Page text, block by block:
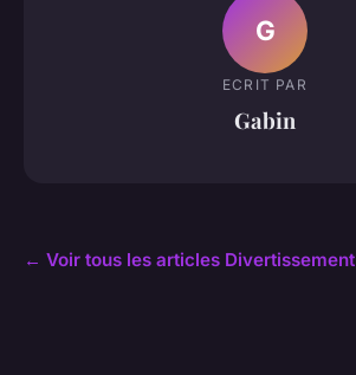
G
ECRIT PAR
Gabin
← Voir tous les articles Divertissement